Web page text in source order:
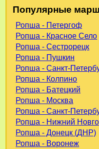
Популярные
Ропша - Петергоф
Ропша - Красное Село
Ропша - Сестрорецк
Ропша - Пушкин
Ропша - Санкт-
Ропша - Колпино
Ропша - Батецкий
Ропша - Москва
Ропша - Санкт-
Ропша - Нижний
Ропша - Донецк (ДНР)
Ропша - Воронеж